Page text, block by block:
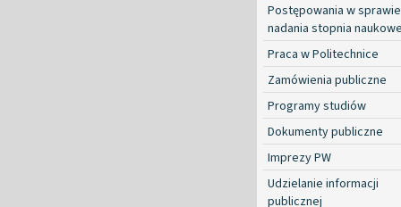
Postępowania w sprawie
nadania stopnia
Praca w Politechnice
Zamówienia publiczne
Programy studiów
Dokumenty publiczne
Imprezy PW
Udzielanie informacji
publicznej